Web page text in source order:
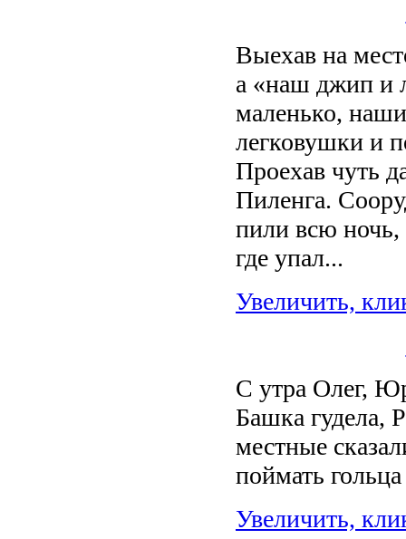
Выехав на
а «наш джип и
маленько,
легковушки и
Проехав чуть
Пиленга.
пили всю ночь,
где упал...
Увеличить,
С утра Олег,
Башка гудела,
местные
поймать
Увеличить,